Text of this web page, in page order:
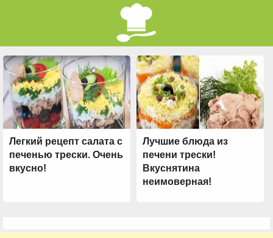
Легкий рецепт салата с
печенью трески. Очень
вкусно!
Лучшие блюда из
печени трески!
Вкуснятина
неимоверная!